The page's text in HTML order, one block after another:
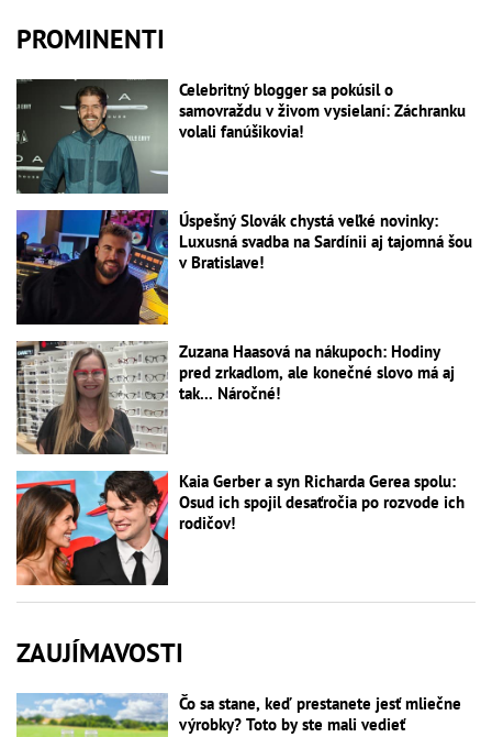
PROMINENTI
Celebritný blogger sa pokúsil o
samovraždu v živom vysielaní: Záchranku
volali fanúšikovia!
Úspešný Slovák chystá veľké novinky:
Luxusná svadba na Sardínii aj tajomná šou
v Bratislave!
Zuzana Haasová na nákupoch: Hodiny
pred zrkadlom, ale konečné slovo má aj
tak... Náročné!
Kaia Gerber a syn Richarda Gerea spolu:
Osud ich spojil desaťročia po rozvode ich
rodičov!
ZAUJÍMAVOSTI
Čo sa stane, keď prestanete jesť mliečne
výrobky? Toto by ste mali vedieť